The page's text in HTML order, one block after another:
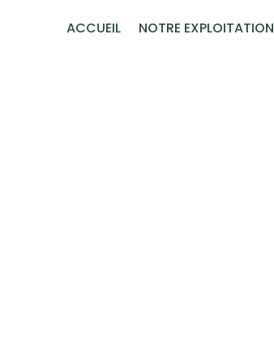
ACCUEIL NOTRE EXPLOITATION